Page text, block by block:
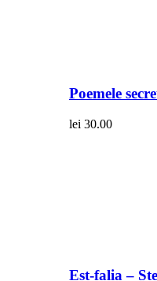
Poemele
lei 30.00
Est-falia –